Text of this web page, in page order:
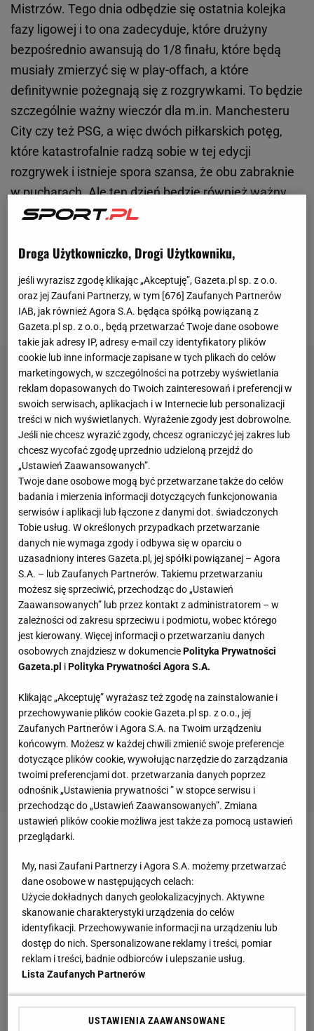
Mistrzów. Tego dnia odbędzie się ostatnia kolejka
fazy ligowej i to ona zadecyduje, które drużyny
bezpośrednio awansują do 1/8 finału, które będą
musiały zmierzyć się w play-offach, a które
definitywnie pożegnają się z rozgrywkami. To będzie
szczególnie ważny wieczór dla m.in. Manchesteru
City czy też PSG, a więc dwóch piłkarskich potęg,
które katastrofalnie radzą sobie w tej edycji
rozgrywek i istnieje spora szansa, że obu zabraknie
w pucharach. Ale ten dzień będzie również ważny
dla obrońcy tytułuRealu Madryt
finału (obecnie 16. miejsce), a taki wynik byłby
wielkim rozczarowaniem. Czy ekipie Carlo
Ancelottiego uda się więc bezpośrednio awansować
do 1/8 finału?
Zobacz wideo
Wojciecha Szczęsnego w Barcelonie!
Sztuczna inteligencja nie ma wątpliwości. Giganci
będą musieli zagrać w 1/16 finału
Na to pytanie odpowiedzi udzielił superkomputer.
Sztuczna inteligencja dokonała prognozy wyników
środowych meczów Ligi Mistrzów, a także
ostatecznego wyglądu tabeli zbiorczej. Jakimi
Droga Użytkowniczko, Drogi Użytkowniku,
jeśli wyrazisz zgodę klikając „Akceptuję”, Gazeta.pl sp. z o.o.
oraz jej Zaufani Partnerzy, w tym [676] Zaufanych Partnerów
IAB, jak również Agora S.A. będąca spółką powiązaną z
Gazeta.pl sp. z o.o., będą przetwarzać Twoje dane osobowe
takie jak adresy IP, adresy e-mail czy identyfikatory plików
cookie lub inne informacje zapisane w tych plikach do celów
marketingowych, w szczególności na potrzeby wyświetlania
reklam dopasowanych do Twoich zainteresowań i preferencji w
swoich serwisach, aplikacjach i w Internecie lub personalizacji
treści w nich wyświetlanych. Wyrażenie zgody jest dobrowolne.
Jeśli nie chcesz wyrazić zgody, chcesz ograniczyć jej zakres lub
chcesz wycofać zgodę uprzednio udzieloną przejdź do
„Ustawień Zaawansowanych”.
Twoje dane osobowe mogą być przetwarzane także do celów
badania i mierzenia informacji dotyczących funkcjonowania
serwisów i aplikacji lub łączone z danymi dot. świadczonych
Tobie usług. W określonych przypadkach przetwarzanie
danych nie wymaga zgody i odbywa się w oparciu o
uzasadniony interes Gazeta.pl, jej spółki powiązanej – Agora
S.A. – lub Zaufanych Partnerów. Takiemu przetwarzaniu
możesz się sprzeciwić, przechodząc do „Ustawień
Zaawansowanych” lub przez kontakt z administratorem – w
zależności od zakresu sprzeciwu i podmiotu, wobec którego
jest kierowany. Więcej informacji o przetwarzaniu danych
osobowych znajdziesz w dokumenciePolityka Prywatności
Gazeta.pl iPolityka Prywatności Agora S.A.
Klikając „Akceptuję” wyrażasz też zgodę na zainstalowanie i
przechowywanie plików cookie Gazeta.pl sp. z o.o., jej
Zaufanych Partnerów i Agora S.A. na Twoim urządzeniu
końcowym. Możesz w każdej chwili zmienić swoje preferencje
dotyczące plików cookie, wywołując narzędzie do zarządzania
twoimi preferencjami dot. przetwarzania danych poprzez
odnośnik „Ustawienia prywatności ” w stopce serwisu i
przechodząc do „Ustawień Zaawansowanych”. Zmiana
ustawień plików cookie możliwa jest także za pomocą ustawień
przeglądarki.
My, nasi Zaufani Partnerzy i Agora S.A. możemy przetwarzać
dane osobowe w następujących celach:
Użycie dokładnych danych geolokalizacyjnych. Aktywne
skanowanie charakterystyki urządzenia do celów
identyfikacji. Przechowywanie informacji na urządzeniu lub
dostęp do nich. Spersonalizowane reklamy i treści, pomiar
reklam i treści, badnie odbiorców i ulepszanie usług.
Lista Zaufanych Partnerów
USTAWIENIA ZAAWANSOWANE